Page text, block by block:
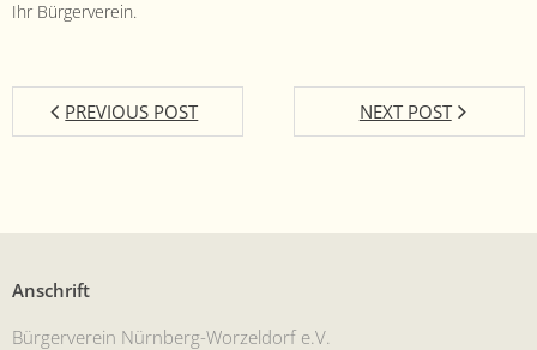
Ihr Bürgerverein.
PREVIOUS POST NEXT POST
Anschrift
Bürg­ervere­in Nürn­berg-Worzel­dorf e.V.